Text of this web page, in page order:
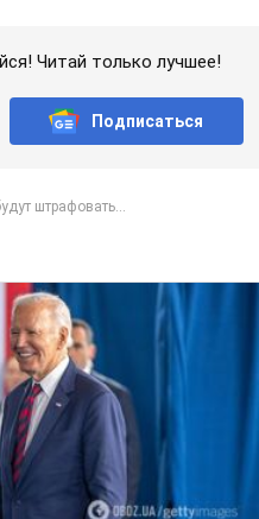
Читай только лучшее!
Подписаться
штрафовать...